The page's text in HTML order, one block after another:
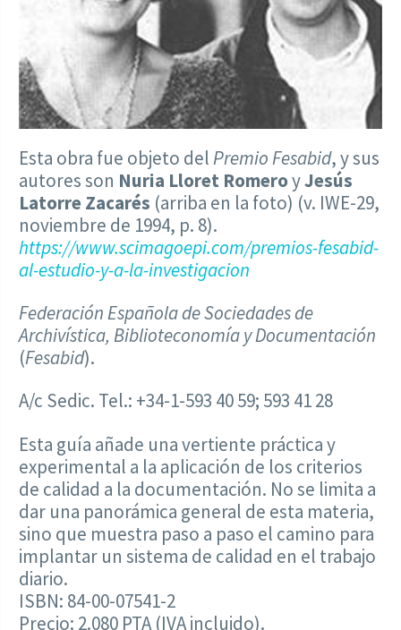
Esta obra fue objeto delPremio Fesabid, y sus
autores son Nuria Lloret RomeroyJesús
Latorre Zacarés (arriba en la foto) (v. IWE-29,
noviembre de 1994, p. 8).
https://www.scimagoepi.com/premios-fesabid-
al-estudio-y-a-la-investigacion
Federación Española de Sociedades de
Archivística, Biblioteconomía y Documentación
(Fesabid).
A/c Sedic. Tel.: +34-1-593 40 59; 593 41 28
Esta guía añade una vertiente práctica y
experimental a la aplicación de los criterios
de calidad a la documentación. No se limita a
dar una panorámica general de esta materia,
sino que muestra paso a paso el camino para
implantar un sistema de calidad en el trabajo
diario.
ISBN: 84-00-07541-2
Precio: 2.080 PTA (IVA incluido).